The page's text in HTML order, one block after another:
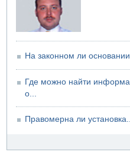
На законном ли
Где можно найти
о...
Правомерна ли